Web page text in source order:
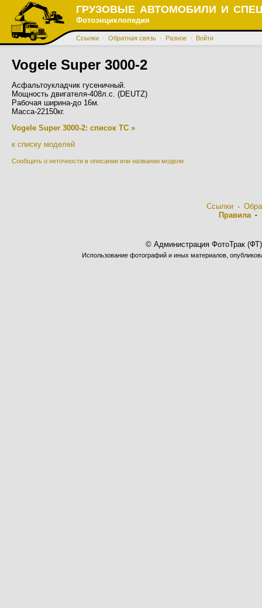
ГРУЗОВЫЕ АВТОМОБИЛИ И
Фотоэнциклопедия
Ссылки · Обратная связь · Разное · Войти
Vogele Super 3000-2
Асфальтоукладчик гусеничный.
Мощность двигателя-408л.с. (DEUTZ)
Рабочая ширина-до 16м.
Масса-22150кг.
Vogele Super 3000-2: список ТС »
к списку моделей
Сообщить о неточности в описании или названии модели
Ссылки·
Правила·
© Администрация ФотоТрак
Использование фотографий и иных материалов,